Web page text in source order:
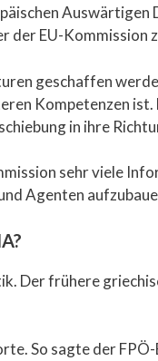
der EU-Kommission
geschaffen
Kompetenzen
in ihre
sehr viele
Agenten
Der frühere
So sagte der